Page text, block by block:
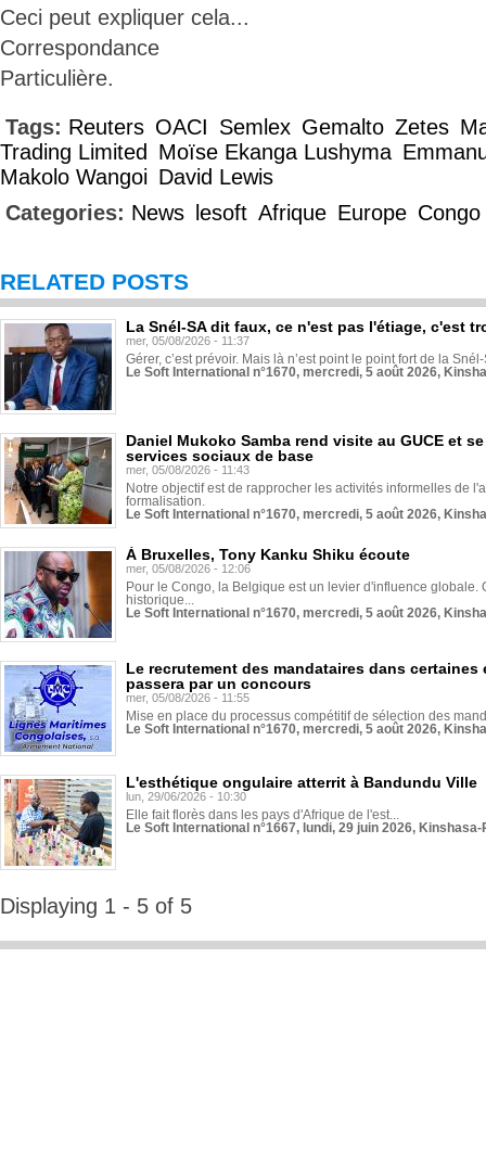
Ceci peut expliquer cela...
Correspondance
Particulière.
Tags: Reuters OACI Semlex Gemalto Zetes
Trading Limited
Moïse Ekanga Lushyma
Makolo Wangoi David Lewis
Categories: News lesoft Afrique Europe Congo
RELATED POSTS
La Snél-SA dit faux, ce n'est pas l'étiage, c'est
mer, 05/08/2026 - 11:37
Gérer, c’est prévoir. Mais là n’est point le point fort de la
Le Soft International n°1670, mercredi, 5 août 2026,
Daniel Mukoko Samba rend visite au GUCE et
services sociaux de base
mer, 05/08/2026 - 11:43
Notre objectif est de rapprocher les activités informelles de
formalisation.
Le Soft International n°1670, mercredi, 5 août 2026,
À Bruxelles, Tony Kanku Shiku écoute
mer, 05/08/2026 - 12:06
Pour le Congo, la Belgique est un levier d'influence globale.
historique...
Le Soft International n°1670, mercredi, 5 août 2026,
Le recrutement des mandataires dans
passera par un concours
mer, 05/08/2026 - 11:55
Mise en place du processus compétitif de sélection des
Le Soft International n°1670, mercredi, 5 août 2026,
L'esthétique ongulaire atterrit à Bandundu Ville
lun, 29/06/2026 - 10:30
Elle fait florès dans les pays d'Afrique de l'est...
Le Soft International n°1667, lundi, 29 juin 2026,
Displaying 1 - 5 of 5